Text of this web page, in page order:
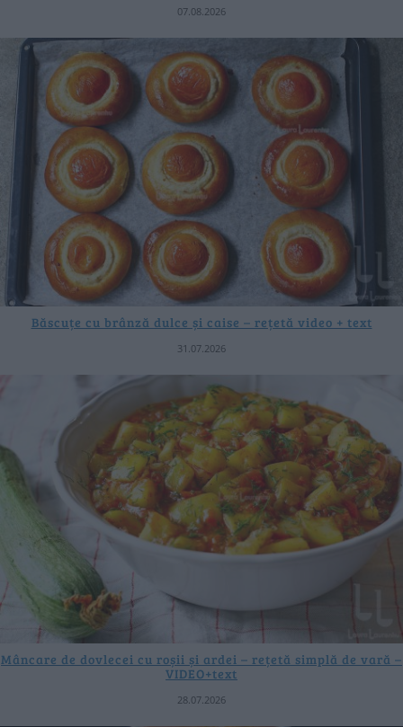
07.08.2026
Băscuțe cu brânză dulce și caise – rețetă video + text
31.07.2026
Mâncare de dovlecei cu roșii și ardei – rețetă simplă de vară –
VIDEO+text
28.07.2026